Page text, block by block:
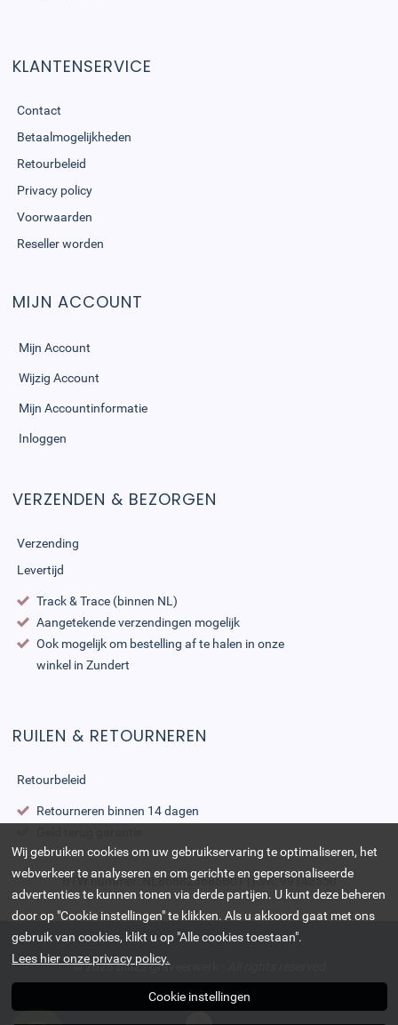
KLANTENSERVICE
Contact
Betaalmogelijkheden
Retourbeleid
Privacy policy
Voorwaarden
Reseller worden
MIJN ACCOUNT
Mijn Account
Wijzig Account
Mijn Accountinformatie
Inloggen
VERZENDEN & BEZORGEN
Verzending
Levertijd
Track & Trace (binnen NL)
Aangetekende verzendingen mogelijk
Ook mogelijk om bestelling af te halen in onze
winkel in Zundert
RUILEN & RETOURNEREN
Retourbeleid
Retourneren binnen 14 dagen
BTW nummer: NL868823685B01 | KvK: 99143550
© 2026BlitZz graveerwerk
Wij gebruiken cookies om uw gebruikservaring te optimaliseren, het
webverkeer te analyseren en om gerichte en gepersonaliseerde
advertenties te kunnen tonen via derde partijen. U kunt deze beheren
door op "Cookie instellingen" te klikken. Als u akkoord gaat met ons
gebruik van cookies, klikt u op "Alle cookies toestaan".
Lees hier onze privacy policy.
Cookie instellingen